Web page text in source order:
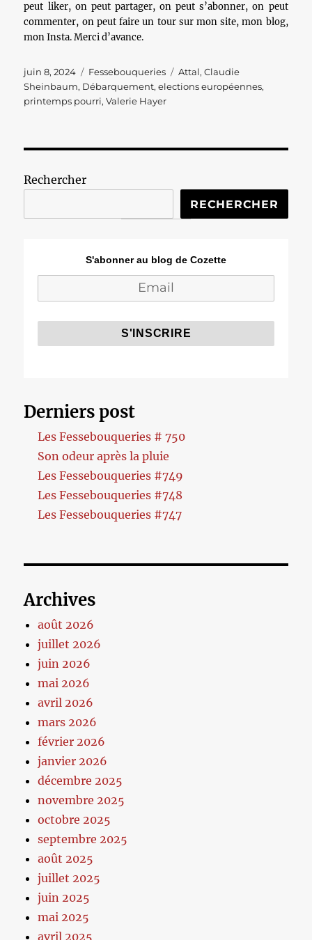
peut liker, on peut partager, on peut s’abonner, on peut
commenter, on peut faire un tour sur mon site, mon blog,
mon Insta. Merci d’avance.
Publié
le
juin 8, 2024 Catégories
Fessebouqueries Étiquettes
Attal,Claudie
Sheinbaum, Débarquement,elections européennes,
printemps pourri,Valerie Hayer
Rechercher
RECHERCHER
S'abonner au blog de Cozette
Derniers post
Les Fessebouqueries # 750
Son odeur après la pluie
Les Fessebouqueries #749
Les Fessebouqueries #748
Les Fessebouqueries #747
Archives
août 2026
juillet 2026
juin 2026
mai 2026
avril 2026
mars 2026
février 2026
janvier 2026
décembre 2025
novembre 2025
octobre 2025
septembre 2025
août 2025
juillet 2025
juin 2025
mai 2025
avril 2025